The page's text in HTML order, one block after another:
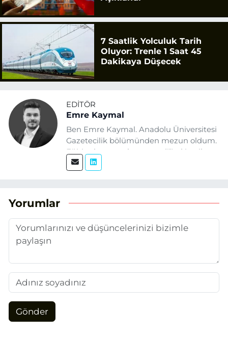
7 Saatlik Yolculuk Tarih
Oluyor: Trenle 1 Saat 45
Dakikaya Düşecek
EDITÖR
Emre Kaymal
Ben Emre Kaymal. Anadolu Üniversitesi
Gazetecilik bölümünden mezun oldum.
Eğitim hayatım boyunca dijital içerik
üretimi ve arama motoru
temel alıyorum.
Yorumlar
Gönder